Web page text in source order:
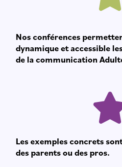
Nos conférences
dynamique et accessible
de la communication
Les exemples concrets
des parents ou des pros.